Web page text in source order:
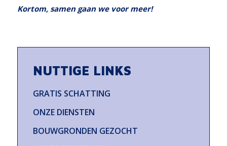
Kortom, samen gaan we voor meer!
NUTTIGE LINKS
GRATIS SCHATTING
ONZE DIENSTEN
BOUWGRONDEN GEZOCHT